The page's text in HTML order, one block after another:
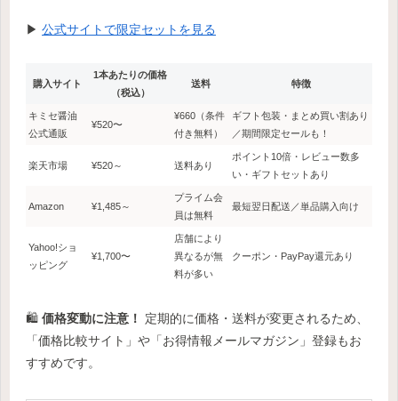
▶ 公式サイトで限定セットを見る
購入サイト
1本あたりの価格
（税込）
送料 特徴
キミセ醤油
公式通販
¥520〜
¥660（条件
付き無料）
ギフト包装・まとめ買い割あり
／期間限定セールも！
楽天市場 ¥520～ 送料あり
ポイント10倍・レビュー数多
い・ギフトセットあり
Amazon ¥1,485～
プライム会
員は無料
最短翌日配送／単品購入向け
Yahoo!ショ
ッピング
¥1,700〜
店舗により
異なるが無
料が多い
クーポン・PayPay還元あり
🛍 価格変動に注意！
定期的に価格・送料が変更されるため、
「価格比較サイト」や「お得情報メールマガジン」登録もお
すすめです。